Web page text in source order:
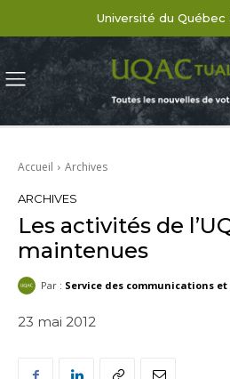
Université du Québec
Accueil Archives
ARCHIVES
Les activités de
maintenues
Par : Service des communications
23 mai 2012